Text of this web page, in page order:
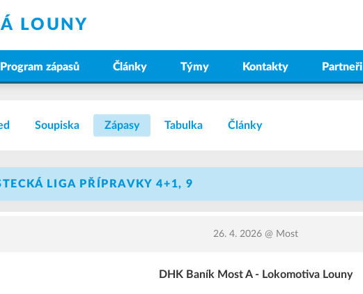
LOUNY
Program zápasů Články Týmy Kontakty Partneři
Soupiska Zápasy Tabulka Články
LIGA PŘÍPRAVKY 4+1, 9
26. 4. 2026@ Most
DHK Baník Most A - Lokomotiva Louny